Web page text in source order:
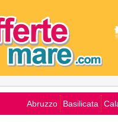
Abruzzo Basilicata